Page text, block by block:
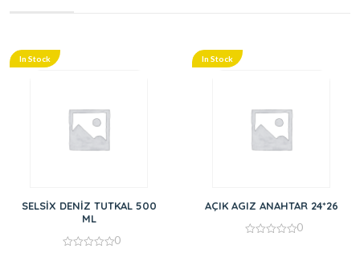
In Stock
SELSİX DENİZ TUTKAL 500
ML
0
In Stock
AÇIK AGIZ ANAHTAR 24*26
0